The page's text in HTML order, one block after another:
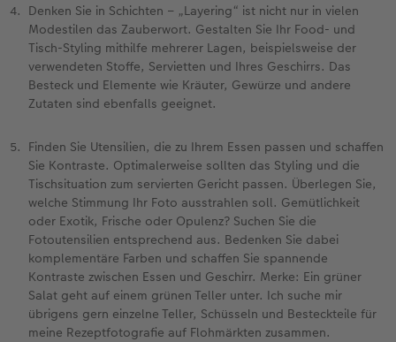
Denken Sie in Schichten – „Layering“ ist nicht nur in vielen
Modestilen das Zauberwort. Gestalten Sie Ihr Food- und
Tisch-Styling mithilfe mehrerer Lagen, beispielsweise der
verwendeten Stoffe, Servietten und Ihres Geschirrs. Das
Besteck und Elemente wie Kräuter, Gewürze und andere
Zutaten sind ebenfalls geeignet.
Finden Sie Utensilien, die zu Ihrem Essen passen und schaffen
Sie Kontraste. Optimalerweise sollten das Styling und die
Tischsituation zum servierten Gericht passen. Überlegen Sie,
welche Stimmung Ihr Foto ausstrahlen soll. Gemütlichkeit
oder Exotik, Frische oder Opulenz? Suchen Sie die
Fotoutensilien entsprechend aus. Bedenken Sie dabei
komplementäre Farben und schaffen Sie spannende
Kontraste zwischen Essen und Geschirr. Merke: Ein grüner
Salat geht auf einem grünen Teller unter. Ich suche mir
übrigens gern einzelne Teller, Schüsseln und Besteckteile für
meine Rezeptfotografie auf Flohmärkten zusammen.